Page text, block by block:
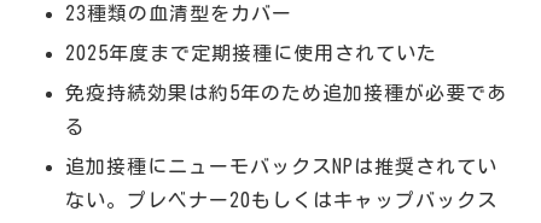
23種類の血清型をカバー
2025年度まで定期接種に使用されていた
免疫持続効果は約5年のため追加接種が必要であ
る
追加接種にニューモバックスNPは推奨されてい
ない。プレベナー20もしくはキャップバックス